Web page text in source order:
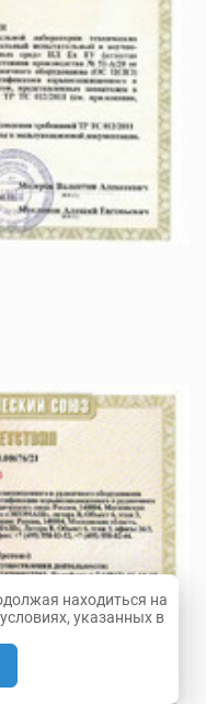
находиться на
указанных в